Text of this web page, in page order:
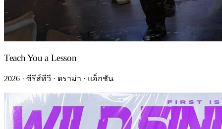
Teach You a Lesson
2026 · ซีรีส์ทีวี · ดราม่า · แอ็กชัน